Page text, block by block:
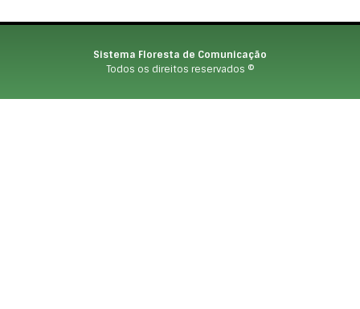
Sistema Floresta de Comunicação
Todos os direitos reservados ©